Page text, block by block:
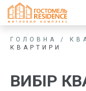
ГОЛОВНА /
КВАРТИРИ
ВИБІР